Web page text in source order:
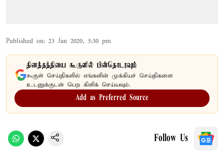
Published on: 23 Jan 2020, 5:30 pm
தினத்தந்தியை கூகுளில் பின்தொடரவும்
கூகுள் செய்திகளில் எங்களின் முக்கியச் செய்திகளை
உடனுக்குடன் பெற கிளிக் செய்யவும்.
Add as Preferred Source
Follow Us